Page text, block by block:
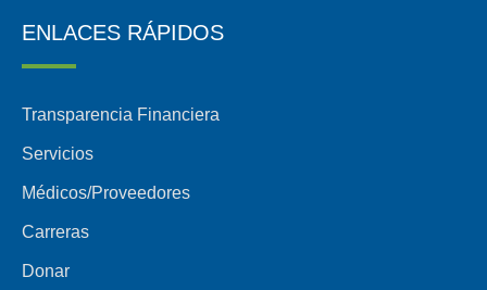
ENLACES RÁPIDOS
Transparencia Financiera
Servicios
Médicos/Proveedores
Carreras
Donar